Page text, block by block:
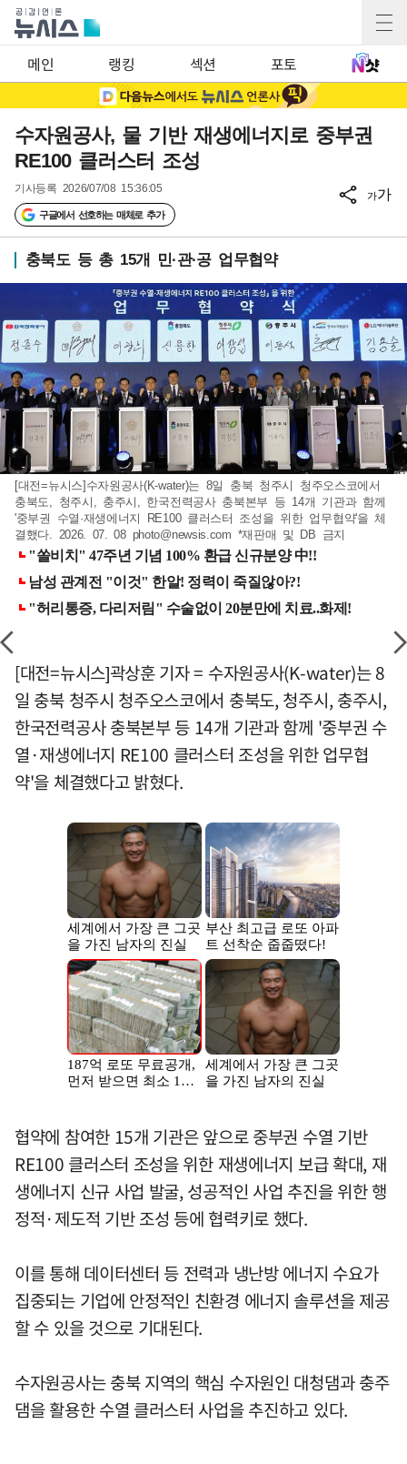
메인 랭킹 섹션 포토
수자원공사, 물 기반 재생에너지로 중부권
RE100 클러스터 조성
기사등록 2026/07/08 15:36:05
구글에서 선호하는 매체로 추가
가가
충북도 등 총 15개 민·관·공 업무협약
[대전=뉴시스]수자원공사(K-water)는 8일 충북 청주시 청주오스코에서
충북도, 청주시, 충주시, 한국전력공사 충북본부 등 14개 기관과 함께
'중부권 수열·재생에너지 RE100 클러스터 조성을 위한 업무협약'을 체
결했다. 2026. 07. 08 photo@newsis.com *재판매 및 DB 금지
[대전=뉴시스]곽상훈 기자 = 수자원공사(K-water)는 8
일 충북 청주시 청주오스코에서 충북도, 청주시, 충주시,
한국전력공사 충북본부 등 14개 기관과 함께 '중부권 수
열·재생에너지 RE100 클러스터 조성을 위한 업무협
약'을 체결했다고 밝혔다.
협약에 참여한 15개 기관은 앞으로 중부권 수열 기반
RE100 클러스터 조성을 위한 재생에너지 보급 확대, 재
생에너지 신규 사업 발굴, 성공적인 사업 추진을 위한 행
정적·제도적 기반 조성 등에 협력키로 했다.
이를 통해 데이터센터 등 전력과 냉난방 에너지 수요가
집중되는 기업에 안정적인 친환경 에너지 솔루션을 제공
할 수 있을 것으로 기대된다.
수자원공사는 충북 지역의 핵심 수자원인 대청댐과 충주
댐을 활용한 수열 클러스터 사업을 추진하고 있다.